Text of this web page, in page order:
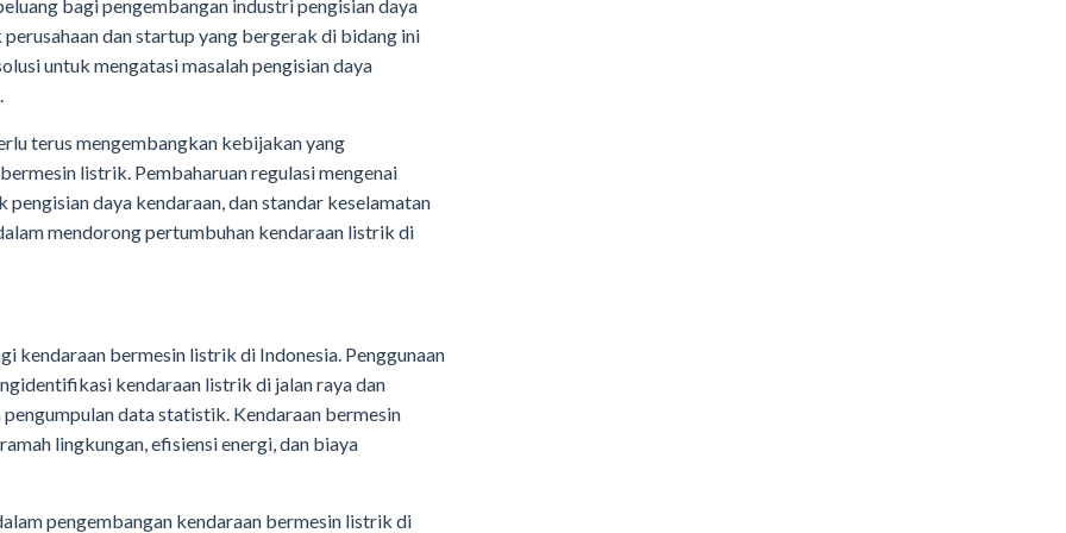
bagi pengembangan industri pengisian daya
dan startup yang bergerak di bidang ini
untuk mengatasi masalah pengisian daya
terus mengembangkan kebijakan yang
listrik. Pembaharuan regulasi mengenai
daya kendaraan, dan standar keselamatan
mendorong pertumbuhan kendaraan listrik di
kendaraan bermesin listrik di Indonesia. Penggunaan
kendaraan listrik di jalan raya dan
data statistik. Kendaraan bermesin
lingkungan, efisiensi energi, dan biaya
pengembangan kendaraan bermesin listrik di